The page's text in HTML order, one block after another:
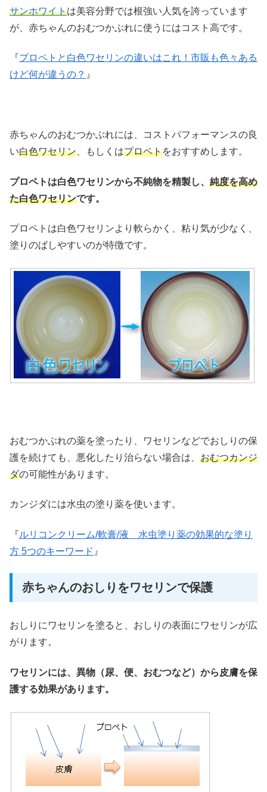
サンホワイトは美容分野では根強い人気を誇っています
が、赤ちゃんのおむつかぶれに使うにはコスト高です。
『プロペトと白色ワセリンの違いはこれ！市販も色々ある
けど何が違うの？ 』
赤ちゃんのおむつかぶれには、コストパフォーマンスの良
い白色ワセリン 、もしくはプロペトをおすすめします。
プロペトは白色ワセリンから不純物を精製し、 純度を高め
た白色ワセリンです。
プロペトは白色ワセリンより軟らかく、粘り気が少なく、
塗りのばしやすいのが特徴です。
おむつかぶれの薬を塗ったり、ワセリンなどでおしりの保
護を続けても、悪化したり治らない場合は、 おむつカンジ
ダの可能性があります。
カンジダには水虫の塗り薬を使います。
『ルリコンクリーム/軟膏/液 水虫塗り薬の効果的な塗り
方 5つのキーワード 』
赤ちゃんのおしりをワセリンで保護
おしりにワセリンを塗ると、おしりの表面にワセリンが広
がります。
ワセリンには、異物（尿、便、おむつなど）から皮膚を保
護する効果があります。